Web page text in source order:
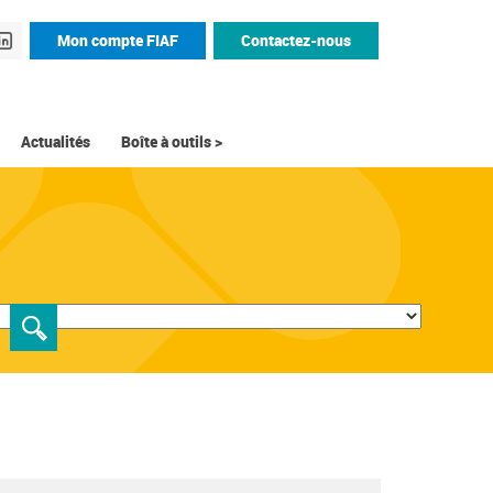
Mon compte FIAF Contactez-nous
Actualités Boîte à outils >